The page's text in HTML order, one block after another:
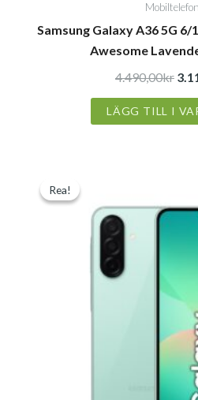
Samsung Galaxy A36 5G
Awesome
4.490,00kr
LÄGG TILL I
Rea!
Rea!